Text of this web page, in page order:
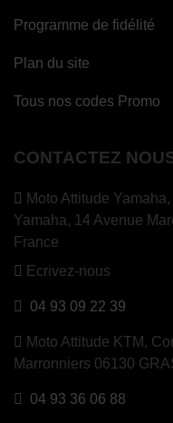
Programme de fidélité
Plan du site
Tous nos codes Promo
CONTACTEZ
Moto Attitude Yamaha,
Yamaha, 14 Avenue
France
Ecrivez-nous
04 93 09 22 39
Moto Attitude KTM,
Marronniers 06130
04 93 36 06 88